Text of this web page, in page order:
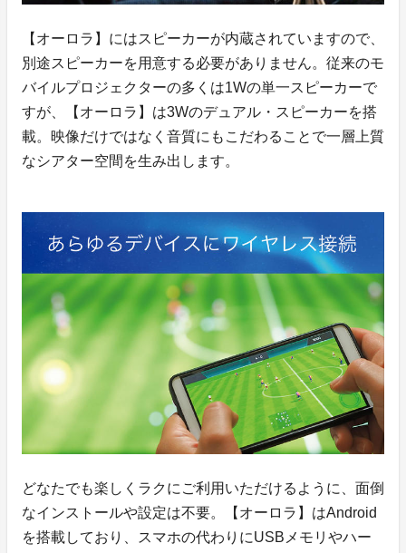
【オーロラ】にはスピーカーが内蔵されていますので、
別途スピーカーを用意する必要がありません。従来のモ
バイルプロジェクターの多くは1Wの単一スピーカーで
すが、【オーロラ】は3Wのデュアル・スピーカーを搭
載。映像だけではなく音質にもこだわることで一層上質
なシアター空間を生み出します。
どなたでも楽しくラクにご利用いただけるように、面倒
なインストールや設定は不要。【オーロラ】はAndroid
を搭載しており、スマホの代わりにUSBメモリやハー